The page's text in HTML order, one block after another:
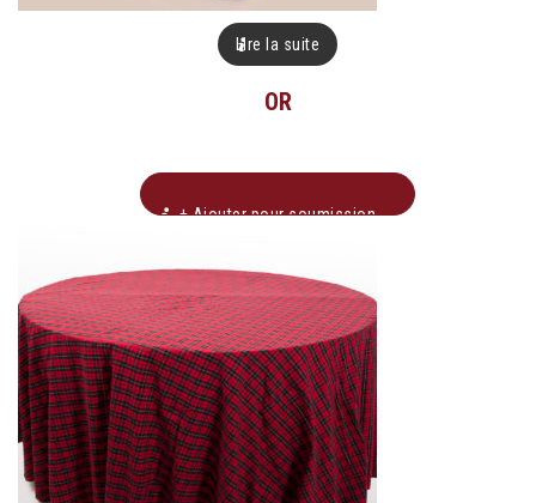
Lire la suite
OR
+ Ajouter pour soumission